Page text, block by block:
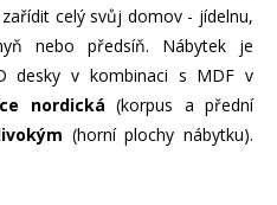
celý svůj domov - jídelnu,
nebo předsíň. Nábytek je
desky v kombinaci s MDF v
nordická (korpus a přední
(horní plochy nábytku).